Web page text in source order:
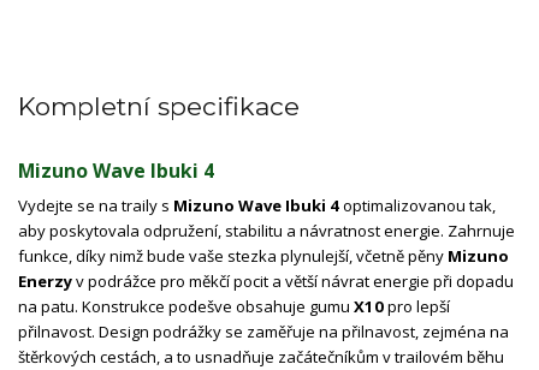
Kompletní specifikace
Mizuno Wave Ibuki 4
Vydejte se na traily s Mizuno Wave Ibuki 4optimalizovanou tak,
aby poskytovala odpružení, stabilitu a návratnost energie. Zahrnuje
funkce, díky nimž bude vaše stezka plynulejší, včetně pěny Mizuno
Enerzyv podrážce pro měkčí pocit a větší návrat energie při dopadu
na patu. Konstrukce podešve obsahuje gumu X10pro lepší
přilnavost. Design podrážky se zaměřuje na přilnavost, zejména na
štěrkových cestách, a to usnadňuje začátečníkům v trailovém běhu